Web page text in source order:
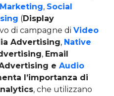
, Social
(Display
di campagne di Video
Advertising, Native
, Email
e Audio
l’importanza di
, che utilizzano